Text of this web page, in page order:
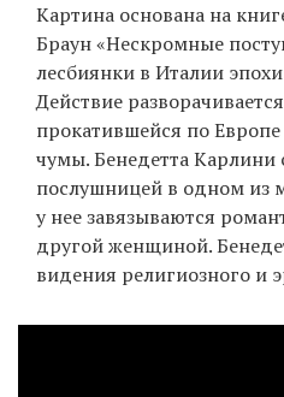
Картина основана на
Браун «Нескромные
лесбиянки в Италии
Действие
прокатившейся по
чумы. Бенедетта Карлини
послушницей в одном из
у нее завязываются
другой женщиной.
видения религиозного и